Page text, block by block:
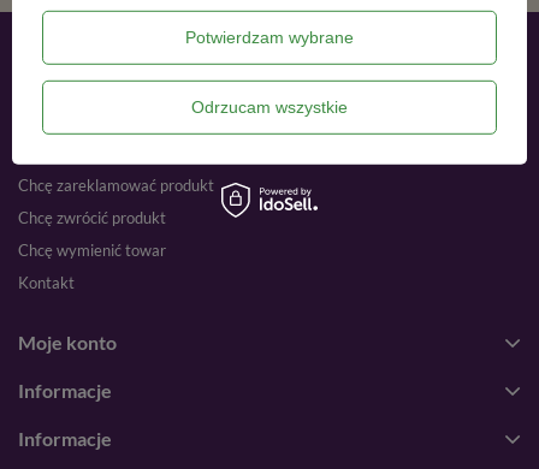
Moje zamówienia
Chcę zareklamować produkt
Chcę zwrócić produkt
Chcę wymienić towar
Kontakt
Moje konto
Informacje
Informacje
Potwierdzam wybrane
Odrzucam wszystkie